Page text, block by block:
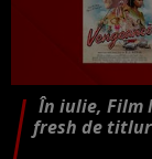
În iulie, Film
fresh de